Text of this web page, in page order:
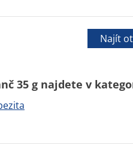
Najít
35 g najdete v